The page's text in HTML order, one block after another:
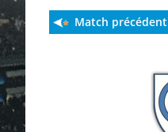
Match précédent